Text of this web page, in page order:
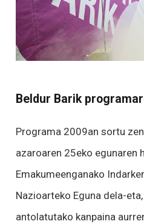
Beldur Barik
Programa 2009an sortu
azaroaren 25eko egunaren
Emakumeenganako
Nazioarteko Eguna dela-
antolatutako kanpaina